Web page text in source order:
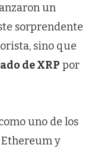
un
sorprendente
sino que
de XRP por
uno de los
y